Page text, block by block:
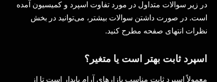
در زیر سوالات متداول در مورد تفاوت اسپرد و کمیسیون آمده
است. در صورت داشتن سوالات بیشتر، می‌توانید در بخش
نظرات انتهای صفحه مطرح کنید.
اسپرد ثابت بهتر است یا متغیر؟
معمولاً اسپرد ثابت مناسب بازارهای آرام پایدار است تا از